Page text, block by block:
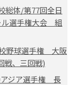
総体/第77回全日
ル選手権大会 組
野球選手権 大阪
、三回戦)
ジア選手権 長